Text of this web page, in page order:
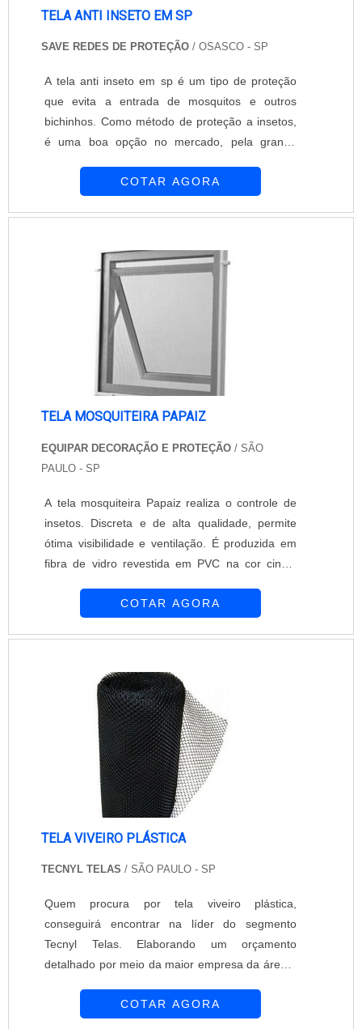
TELA ANTI INSETO EM SP
SAVE REDES DE PROTEÇÃO / OSASCO - SP
A tela anti inseto em sp é um tipo de proteção
que evita a entrada de mosquitos e outros
bichinhos. Como método de proteção a insetos,
é uma boa opção no mercado, pela grande
necessário fazer a medida da janela, corte o
tela, assim, só coloque o velcro na parte de trás
COTAR AGORA
TELA MOSQUITEIRA PAPAIZ
EQUIPAR DECORAÇÃO E PROTEÇÃO / SÃO
PAULO - SP
A tela mosquiteira Papaiz realiza o controle de
insetos. Discreta e de alta qualidade, permite
ótima visibilidade e ventilação. É produzida em
fibra de vidro revestida em PVC na cor cinza,
preto ou com pintura eletrostática branca. Para
Papaiz possui avançada tecnol....
COTAR AGORA
TELA VIVEIRO PLÁSTICA
TECNYL TELAS / SÃO PAULO - SP
Quem procura por tela viveiro plástica,
conseguirá encontrar na líder do segmento
Tecnyl Telas. Elaborando um orçamento
detalhado por meio da maior empresa da área e
desejo é por tela viveiro plástica, na Tecnyl Telas
COTAR AGORA